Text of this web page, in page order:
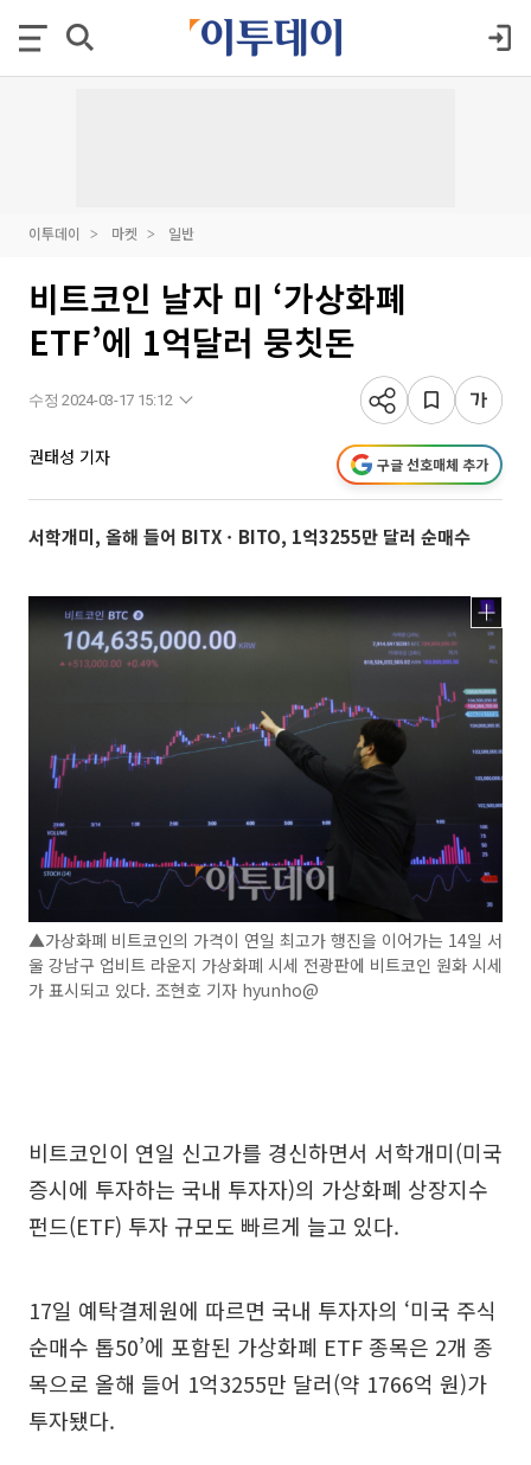
이투데이 마켓 일반
비트코인 날자 미 ‘가상화폐
ETF’에 1억달러 뭉칫돈
수정 2024-03-17 15:12
권태성 기자 구글 선호매체 추가
서학개미, 올해 들어 BITXㆍBITO, 1억3255만 달러 순매수
▲가상화폐 비트코인의 가격이 연일 최고가 행진을 이어가는 14일 서
울 강남구 업비트 라운지 가상화폐 시세 전광판에 비트코인 원화 시세
가 표시되고 있다. 조현호 기자 hyunho@
비트코인이 연일 신고가를 경신하면서 서학개미(미국
증시에 투자하는 국내 투자자)의 가상화폐 상장지수
펀드(ETF) 투자 규모도 빠르게 늘고 있다.
17일 예탁결제원에 따르면 국내 투자자의 ‘미국 주식
순매수 톱50’에 포함된 가상화폐 ETF 종목은 2개 종
목으로 올해 들어 1억3255만 달러(약 1766억 원)가
투자됐다.